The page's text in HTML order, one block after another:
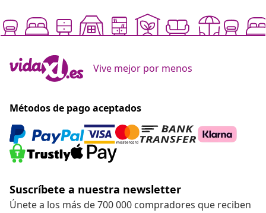
Vive mejor por menos
Métodos de pago aceptados
Suscríbete a nuestra newsletter
Únete a los más de 700 000 compradores que reciben